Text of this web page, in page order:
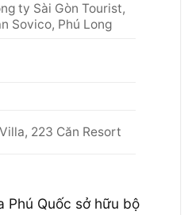
ty Sài Gòn Tourist,
Sovico, Phú Long
223 Căn Resort
Phú Quốc sở hữu bộ